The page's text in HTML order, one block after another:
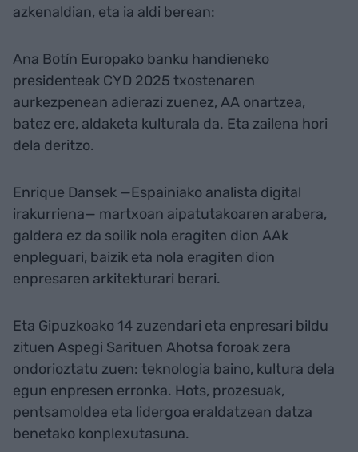
azkenaldian, eta ia aldi berean:
Ana Botín Europako banku handieneko
presidenteak CYD 2025 txostenaren
aurkezpenean adierazi zuenez, AA onartzea,
batez ere, aldaketa kulturala da. Eta zailena hori
dela deritzo.
Enrique Dansek —Espainiako analista digital
irakurriena— martxoan aipatutakoaren arabera,
galdera ez da soilik nola eragiten dion AAk
enpleguari, baizik eta nola eragiten dion
enpresaren arkitekturari berari.
Eta Gipuzkoako 14 zuzendari eta enpresari bildu
zituen Aspegi Sarituen Ahotsa foroak zera
ondorioztatu zuen: teknologia baino, kultura dela
egun enpresen erronka. Hots, prozesuak,
pentsamoldea eta lidergoa eraldatzean datza
benetako konplexutasuna.